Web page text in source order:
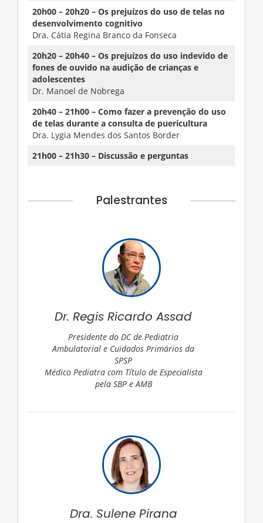
20h00 – 20h20 – Os prejuízos do uso de telas no
desenvolvimento cognitivo
Dra. Cátia Regina Branco da Fonseca
20h20 – 20h40 – Os prejuízos do uso indevido de
fones de ouvido na audição de crianças e
adolescentes
Dr. Manoel de Nobrega
20h40 – 21h00 – Como fazer a prevenção do uso
de telas durante a consulta de puericultura
Dra. Lygia Mendes dos Santos Border
21h00 – 21h30 – Discussão e perguntas
Palestrantes
Dr. Regis Ricardo Assad
Presidente do DC de Pediatria
Ambulatorial e Cuidados Primários da
SPSP
Médico Pediatra com Título de Especialista
pela SBP e AMB
Dra. Sulene Pirana